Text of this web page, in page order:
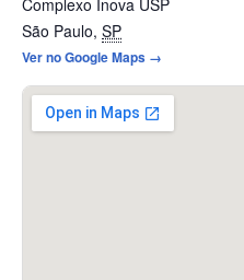
São Paulo, SP
Ver no Google Maps →